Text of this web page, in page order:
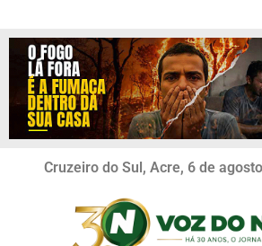
Cruzeiro do Sul, Acre, 6 de